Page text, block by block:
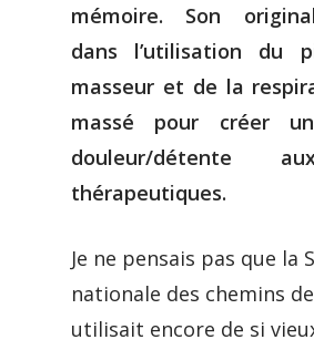
mémoire. Son
dans l’utilisation du
masseur et de la
massé pour créer
douleur/détente
thérapeutiques.
Je ne pensais pas que la
nationale des chemins
utilisait encore de si